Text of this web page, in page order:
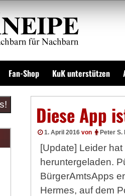
Fan-Shop KuK unterstützen
Diese App
1. April 2016 von Peter S.
[Update] Leider
heruntergeladen.
BürgerAmtsApps
Hermes, auf dem